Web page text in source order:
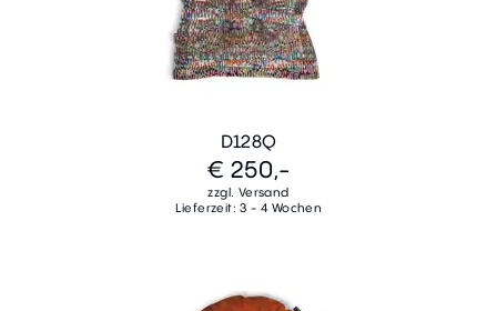
D128Q
€ 250,-
zzgl. Versand
Lieferzeit: 3 - 4 Wochen